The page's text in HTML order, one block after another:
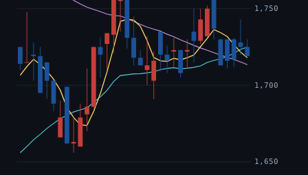
1,650
1,700
1,750